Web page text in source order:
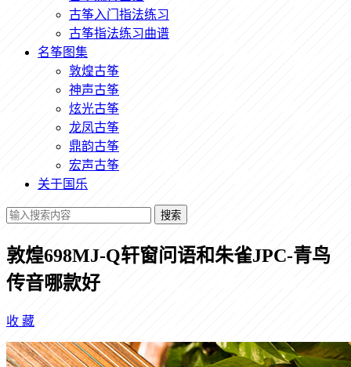
古筝入门指法练习
古筝指法练习曲谱
名筝图集
敦煌古筝
神声古筝
炫光古筝
龙凤古筝
鼎韵古筝
宏声古筝
关于国乐
搜索
敦煌698MJ-Q轩窗问语和朱雀JPC-青鸟
传音哪款好
收 藏